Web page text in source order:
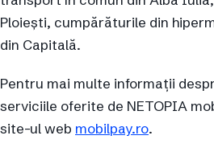
Ploiești, cumpărăturile din
din Capitală.
Pentru mai multe informații
serviciile oferite de NETOPIA
site-ul web mobilpay.ro.